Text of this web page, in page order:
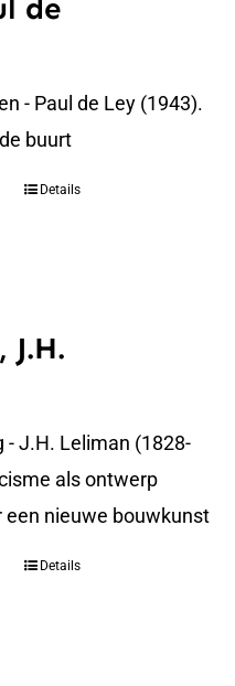
de
- Paul de Ley (1943).
buurt
Details
J.H.
- J.H. Leliman (1828-
als ontwerp
een nieuwe bouwkunst
Details